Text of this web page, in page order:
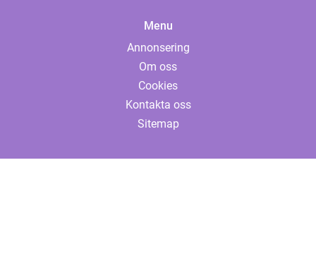
Menu
Annonsering
Om oss
Cookies
Kontakta oss
Sitemap